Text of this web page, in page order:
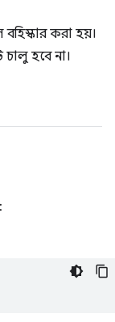
করা হয়।
হবে না।